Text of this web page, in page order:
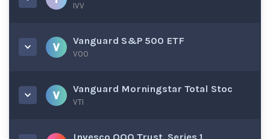
IVV
Vanguard S&P 500 ETF
VOO
Vanguard Morningstar Total Stoc
VTI